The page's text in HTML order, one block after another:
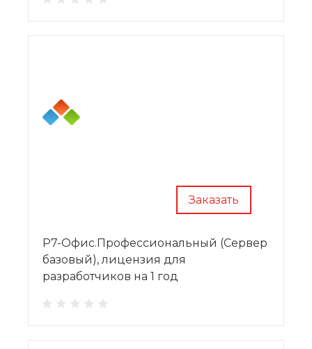
Заказать
Р7-Офис.Профессиональный (Сервер
базовый), лицензия для
разработчиков на 1 год